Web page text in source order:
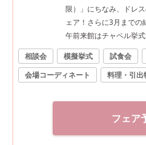
限）」にちなみ、ドレ
ェア！さらに3月までの
午前来館はチャペル挙
相談会
模擬挙式 試食会
会場コーディネート
料理・引出
フェア